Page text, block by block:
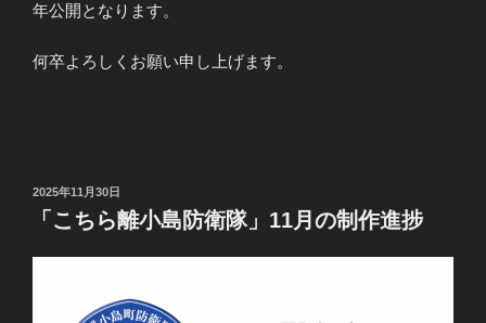
年公開となります。
何卒よろしくお願い申し上げます。
投
2025年11月30日
「こちら離小島防衛隊」11月の制作進捗